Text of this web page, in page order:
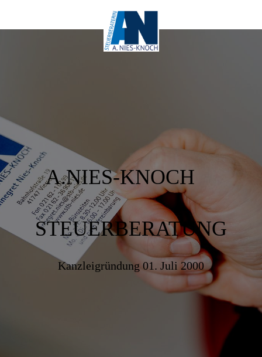
A.NIES-KNOCH
STEUERBERATUNG
Kanzleigründung 01. Juli 2000